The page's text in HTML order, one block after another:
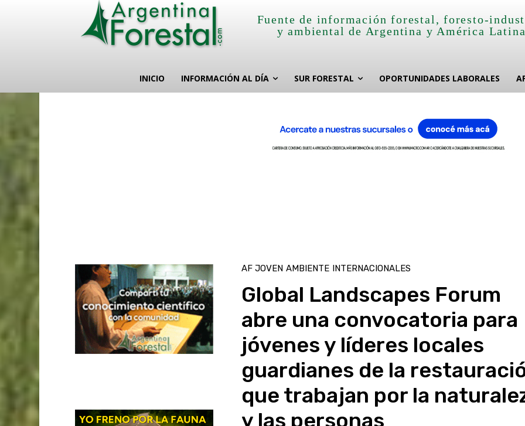
Fuente de información forestal, foresto-
y ambiental de Argentina y América
INICIO INFORMACIÓN AL DÍA SUR FORESTAL OPORTUNIDADES LABORALES
AF JOVEN AMBIENTE INTERNACIONALES
Global Landscapes Forum
abre una convocatoria para
jóvenes y líderes locales
guardianes de la
que trabajan por la
y las personas